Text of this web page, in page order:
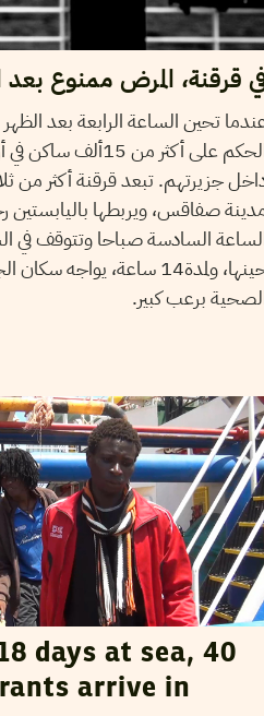
قرقنة، المرض ممنوع بعد
تحين الساعة الرابعة بعد
الحكم على أكثر من
جزيرتهم. تبعد قرقنة أكثر من
صفاقس، ويربطها باليابستين
السادسة صباحا وتتوقف في
حينها، ولمدة14 ساعة، يواجه
برعب كبير.
days at sea, 40
arrive in